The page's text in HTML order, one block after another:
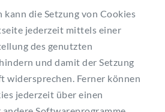
die Setzung von Cookies
jederzeit mittels einer
des genutzten
und damit der Setzung
widersprechen. Ferner können
jederzeit über einen